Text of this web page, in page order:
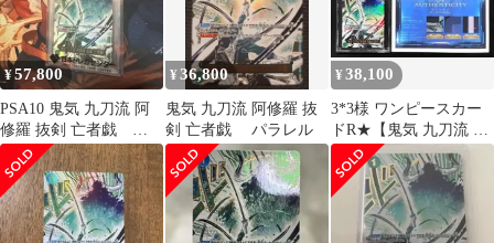
¥57,800
PSA10 鬼気 九刀流 阿
修羅 抜剣 亡者戯
OP12-037 パラワンピー
ス
¥36,800
鬼気 九刀流 阿修羅 抜
剣 亡者戯 パラレル
¥38,100
3*3様 ワンピースカー
ドR★【鬼気 九刀流 阿
修羅 抜剣 亡者戯】
VSS10